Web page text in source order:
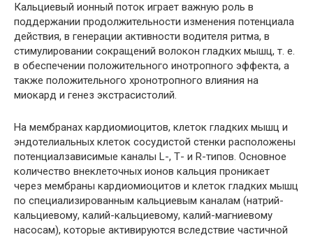
Кальциевый ионный поток играет важную роль в
поддержании продолжительности изменения потенциала
действия, в генерации активности водителя ритма, в
стимулировании сокращений волокон гладких мышц, т. е.
в обеспечении положительного инотропного эффекта, а
также положительного хронотропного влияния на
миокард и генез экстрасистолий.
На мембранах кардиомиоцитов, клеток гладких мышц и
эндотелиальных клеток сосудистой стенки расположены
потенциалзависимые каналы L-, Т- и R-типов. Основное
количество внеклеточных ионов кальция проникает
через мембраны кардиомиоцитов и клеток гладких мышц
по специализированным кальциевым каналам (натрий-
кальциевому, калий-кальциевому, калий-магниевому
насосам), которые активируются вследствие частичной